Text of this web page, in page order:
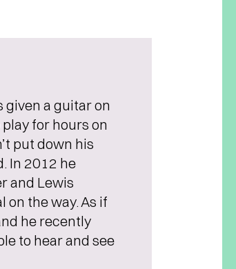
given a guitar on
for hours on
put down his
In 2012 he
and Lewis
on the way. As if
he recently
to hear and see